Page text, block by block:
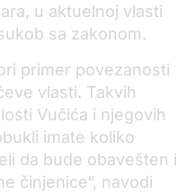
u aktuelnoj vlasti
sa zakonom.
primer povezanosti
vlasti. Takvih
Vučića i njegovih
imate koliko
da bude obavešten i
činjenice“, navodi